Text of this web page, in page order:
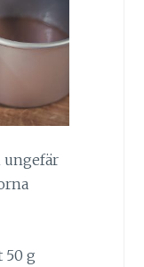
ungefär
50 g